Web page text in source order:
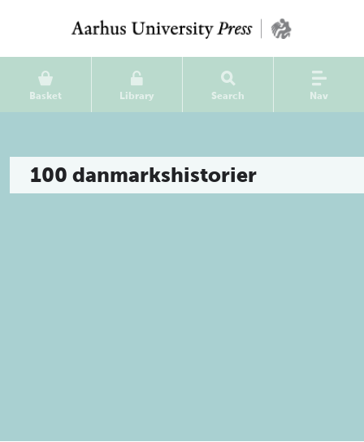
Basket Library Search Nav
100 danmarkshistorier